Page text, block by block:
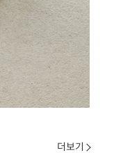
더보기